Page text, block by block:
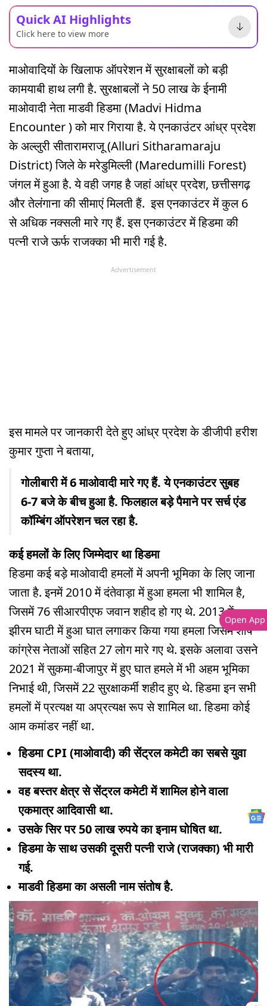
Quick AI Highlights
Click here to view more
माओवादियों के खिलाफ ऑपरेशन में सुरक्षाबलों को बड़ी
कामयाबी हाथ लगी है. सुरक्षाबलों ने 50 लाख के ईनामी
माओवादी नेता माडवी हिडमा (Madvi Hidma
Encounter ) को मार गिराया है. ये एनकाउंटर आंध्र प्रदेश
के अल्लुरी सीतारामराजू (Alluri Sitharamaraju
District) जिले के मरेडुमिल्ली (Maredumilli Forest)
जंगल में हुआ है. ये वही जगह है जहां आंध्र प्रदेश, छत्तीसगढ़
और तेलंगाना की सीमाएं मिलती हैं. इस एनकाउंटर में कुल 6
से अधिक नक्सली मारे गए हैं. इस एनकाउंटर में हिडमा की
पत्नी राजे ऊर्फ राजक्का भी मारी गई है.
Advertisement
इस मामले पर जानकारी देते हुए आंध्र प्रदेश के डीजीपी हरीश
कुमार गुप्ता ने बताया,
गोलीबारी में 6 माओवादी मारे गए हैं. ये एनकाउंटर सुबह
6-7 बजे के बीच हुआ है. फिलहाल बड़े पैमाने पर सर्च एंड
कॉम्बिंग ऑपरेशन चल रहा है.
कई हमलों के लिए जिम्मेदार था हिडमा
हिडमा कई बड़े माओवादी हमलों में अपनी भूमिका के लिए जाना
जाता है. इनमें 2010 में दंतेवाड़ा में हुआ हमला भी शामिल है,
जिसमें 76 सीआरपीएफ जवान शहीद हो गए थे. 2013 में
झीरम घाटी में हुआ घात लगाकर किया गया हमला जिसमें शीर्ष
कांग्रेस नेताओं सहित 27 लोग मारे गए थे. इसके अलावा उसने
2021 में सुकमा-बीजापुर में हुए घात हमले में भी अहम भूमिका
निभाई थी, जिसमें 22 सुरक्षाकर्मी शहीद हुए थे. हिडमा इन सभी
हमलों में प्रत्यक्ष या अप्रत्यक्ष रूप से शामिल था. हिडमा कोई
आम कमांडर नहीं था.
हिडमा CPI (माओवादी) की सेंट्रल कमेटी का सबसे युवा
सदस्य था.
वह बस्तर क्षेत्र से सेंट्रल कमेटी में शामिल होने वाला
एकमात्र आदिवासी था.
उसके सिर पर 50 लाख रुपये का इनाम घोषित था.
हिडमा के साथ उसकी दूसरी पत्नी राजे (राजक्का) भी मारी
गई.
माडवी हिडमा का असली नाम संतोष है.
Open App